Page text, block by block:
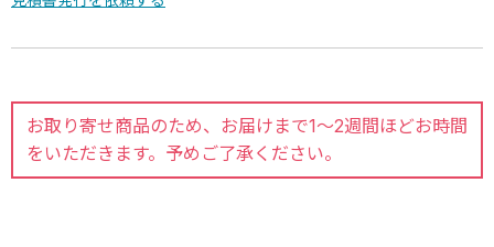
お取り寄せ商品のため、お届けまで1～2週間ほどお時間
をいただきます。予めご了承ください。